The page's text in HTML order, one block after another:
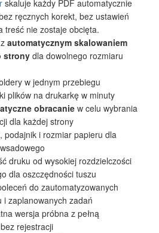
skaluje każdy PDF automatycznie
ręcznych korekt, bez ustawień
treść nie zostaje obcięta.
automatycznym skalowaniem
strony dla dowolnego rozmiaru
w jednym przebiegu
plików na drukarkę w minuty
obracanie w celu wybrania
dla każdej strony
podajnik i rozmiar papieru dla
druku od wysokiej rozdzielczości
dla oszczędności tuszu
do zautomatyzowanych
i zaplanowanych zadań
wersja próbna z pełną
rejestracji